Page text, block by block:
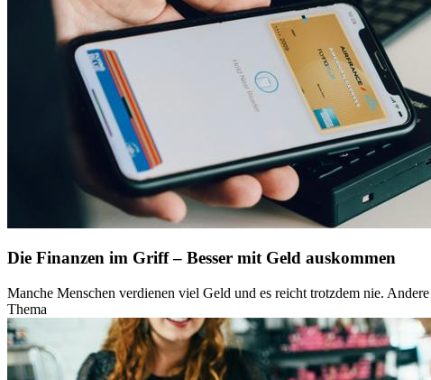
Die Finanzen im Griff – Besser mit Geld auskommen
Manche Menschen verdienen viel Geld und es reicht trotzdem nie.
Thema